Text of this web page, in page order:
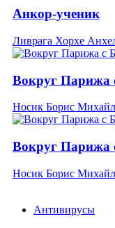
Анкор-ученик
Ливрага Хорхе
Вокруг Парижа
Носик Борис
Вокруг Парижа
Носик Борис
Антивирусы